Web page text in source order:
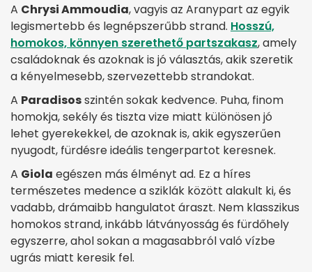
A Chrysi Ammoudia, vagyis az Aranypart az egyik
legismertebb és legnépszerűbb strand. Hosszú,
homokos, könnyen szerethető partszakasz, amely
családoknak és azoknak is jó választás, akik szeretik
a kényelmesebb, szervezettebb strandokat.
A Paradisosszintén sokak kedvence. Puha, finom
homokja, sekély és tiszta vize miatt különösen jó
lehet gyerekekkel, de azoknak is, akik egyszerűen
nyugodt, fürdésre ideális tengerpartot keresnek.
A Giola egészen más élményt ad. Ez a híres
természetes medence a sziklák között alakult ki, és
vadabb, drámaibb hangulatot áraszt. Nem klasszikus
homokos strand, inkább látványosság és fürdőhely
egyszerre, ahol sokan a magasabbról való vízbe
ugrás miatt keresik fel.